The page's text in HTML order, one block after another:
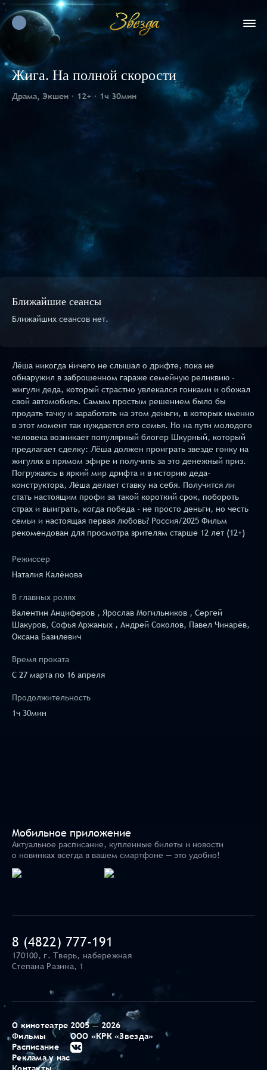
Жига. На полной скорости
Драма, Экшен 12+ 1ч 30мин
Ближайшие сеансы
Ближайших сеансов нет.
Лёша никогда ничего не слышал о дрифте, пока не
обнаружил в заброшенном гараже семейную реликвию -
жигули деда, который страстно увлекался гонками и обожал
свой автомобиль. Самым простым решением было бы
продать тачку и заработать на этом деньги, в которых именно
в этот момент так нуждается его семья. Но на пути молодого
человека возникает популярный блогер Шкурный, который
предлагает сделку: Лёша должен проиграть звезде гонку на
жигулях в прямом эфире и получить за это денежный приз.
Погружаясь в яркий мир дрифта и в историю деда-
конструктора, Лёша делает ставку на себя. Получится ли
стать настоящим профи за такой короткий срок, побороть
страх и выиграть, когда победа - не просто деньги, но честь
семьи и настоящая первая любовь? Россия/2025 Фильм
рекомендован для просмотра зрителям старше 12 лет (12+)
Режиссер
Наталия Калёнова
В главных ролях
Валентин Анциферов , Ярослав Могильников , Сергей
Шакуров, Софья Аржаных , Андрей Соколов, Павел Чинарёв,
Оксана Базилевич
Время проката
C 27 марта по 16 апреля
Продолжительность
1ч 30мин
Мобильное приложение
Актуальное расписание, купленные билеты и новости
о новинках всегда в вашем смартфоне — это удобно!
8 (4822) 777-191
170100, г. Тверь, набережная
Степана Разина, 1
О кинотеатре
Фильмы
Расписание
Реклама у нас
2005 — 2026
ООО «КРК «Звезда»